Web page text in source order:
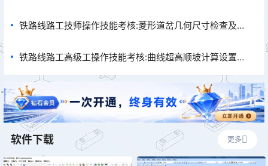
铁路线路工技师操作技能考核:菱形道岔几何尺寸检查及病
铁路线路工高级工操作技能考核:曲线超高顺坡计算设置作
软件下载 更多